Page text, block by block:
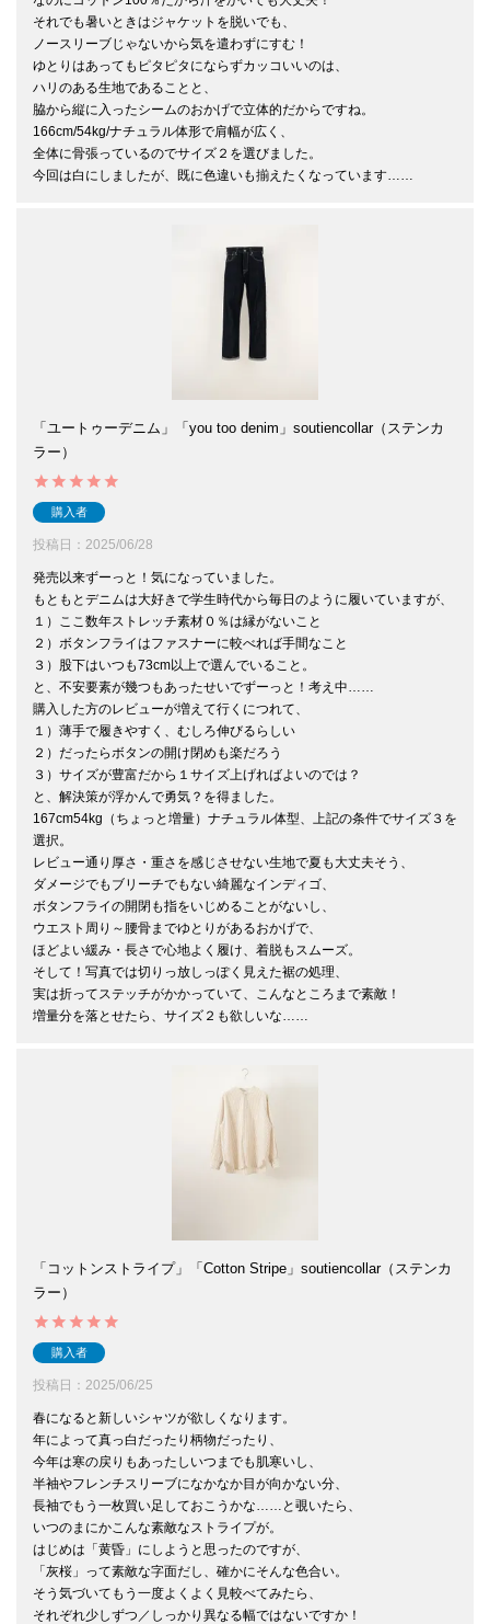
それでも暑いときはジャケットを脱いでも、
ノースリーブじゃないから気を遣わずにすむ！
ゆとりはあってもピタピタにならずカッコいいのは、
ハリのある生地であることと、
脇から縦に入ったシームのおかげで立体的だからですね。
166cm/54kg/ナチュラル体形で肩幅が広く、
全体に骨張っているのでサイズ２を選びました。
今回は白にしましたが、既に色違いも揃えたくなっています……
「ユートゥーデニム」「you too denim」soutiencollar（ステンカ
ラー）
購入者
投稿日 2025/06/28
発売以来ずーっと！気になっていました。
もともとデニムは大好きで学生時代から毎日のように履いていますが、
１）ここ数年ストレッチ素材０％は縁がないこと
２）ボタンフライはファスナーに較べれば手間なこと
３）股下はいつも73cm以上で選んでいること。
と、不安要素が幾つもあったせいでずーっと！考え中……
購入した方のレビューが増えて行くにつれて、
１）薄手で履きやすく、むしろ伸びるらしい
２）だったらボタンの開け閉めも楽だろう
３）サイズが豊富だから１サイズ上げればよいのでは？
と、解決策が浮かんで勇気？を得ました。
167cm54kg（ちょっと増量）ナチュラル体型、上記の条件でサイズ３を
選択。
レビュー通り厚さ・重さを感じさせない生地で夏も大丈夫そう、
ダメージでもブリーチでもない綺麗なインディゴ、
ボタンフライの開閉も指をいじめることがないし、
ウエスト周り～腰骨までゆとりがあるおかげで、
ほどよい緩み・長さで心地よく履け、着脱もスムーズ。
そして！写真では切りっ放しっぽく見えた裾の処理、
実は折ってステッチがかかっていて、こんなところまで素敵！
増量分を落とせたら、サイズ２も欲しいな……
「コットンストライプ」「Cotton Stripe」soutiencollar（ステンカ
ラー）
購入者
投稿日 2025/06/25
春になると新しいシャツが欲しくなります。
年によって真っ白だったり柄物だったり、
今年は寒の戻りもあったしいつまでも肌寒いし、
半袖やフレンチスリーブになかなか目が向かない分、
長袖でもう一枚買い足しておこうかな……と覗いたら、
いつのまにかこんな素敵なストライプが。
はじめは「黄昏」にしようと思ったのですが、
「灰桜」って素敵な字面だし、確かにそんな色合い。
そう気づいてもう一度よくよく見較べてみたら、
それぞれ少しずつ／しっかり異なる幅ではないですか！